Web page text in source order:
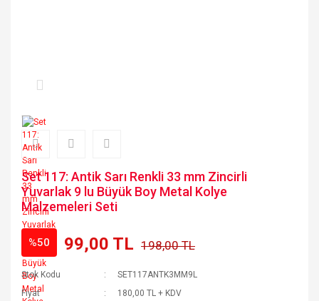
Set 117: Antik Sarı Renkli 33 mm Zincirli
Yuvarlak 9 lu Büyük Boy Metal Kolye
Malzemeleri Seti
%50 99,00 TL 198,00 TL
Stok Kodu
SET117ANTK3MM9L
Fiyat
180,00 TL + KDV